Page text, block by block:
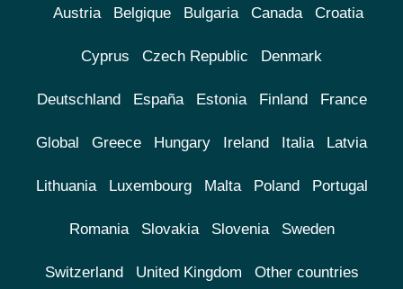
Austria Belgique Bulgaria Canada Croatia
Cyprus Czech Republic Denmark
Deutschland España Estonia Finland France
Global Greece Hungary Ireland Italia Latvia
Lithuania Luxembourg Malta Poland Portugal
Romania Slovakia Slovenia Sweden
Switzerland United Kingdom Other countries